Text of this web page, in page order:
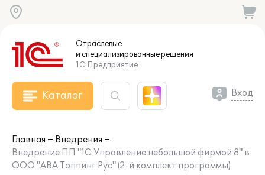
Отраслевые
и специализированныерешения
1С:Предприятие
Каталог Вход
Главная
Внедрения
Внедрение ПП "1С:Управление небольшой фирмой 8" в
ООО "АВА Топпинг Рус" (2-й комплект программы)